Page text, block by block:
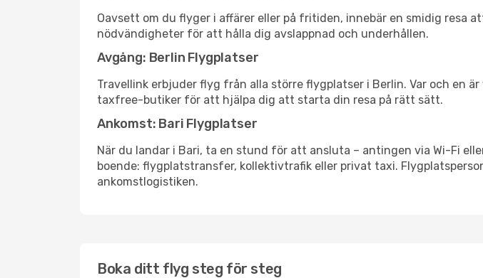
Oavsett om du flyger i affärer eller på fritiden, innebär en smidig resa
nödvändigheter för att hålla dig avslappnad och underhållen.
Avgång: Berlin Flygplatser
Travellink erbjuder flyg från alla större flygplatser i Berlin. Var och en
taxfree-butiker för att hjälpa dig att starta din resa på rätt sätt.
Ankomst: Bari Flygplatser
När du landar i Bari, ta en stund för att ansluta – antingen via Wi-Fi
boende: flygplatstransfer, kollektivtrafik eller privat taxi.
ankomstlogistiken.
Boka ditt flyg steg för steg